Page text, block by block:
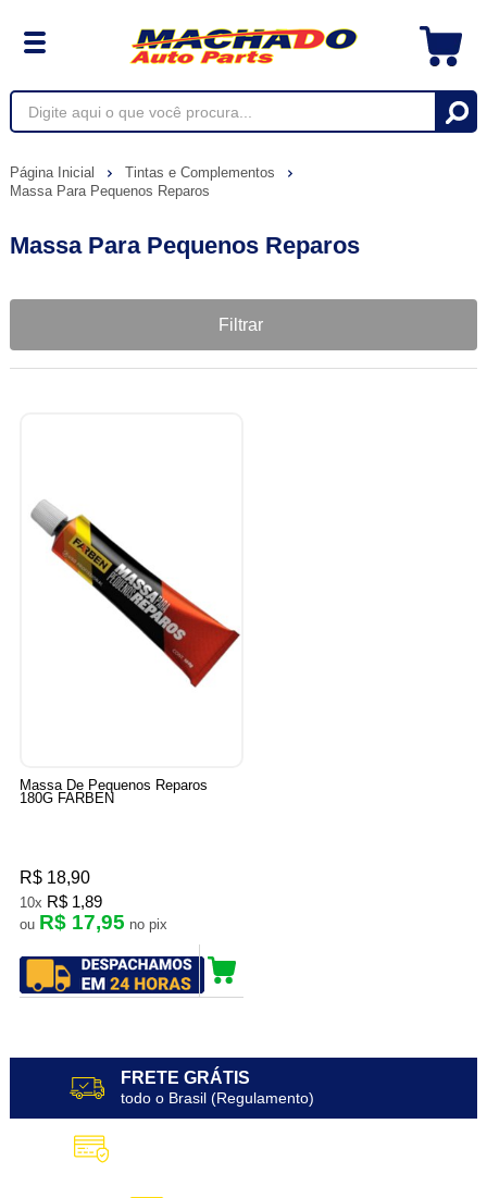
Página Inicial
Tintas e Complementos
Massa Para Pequenos Reparos
Massa Para Pequenos Reparos
Filtrar
Massa De Pequenos Reparos
180G FARBEN
R$ 18,90
10x R$ 1,89
ou R$ 17,95 no pix
FRETE GRÁTIS
todo o Brasil (Regulamento)